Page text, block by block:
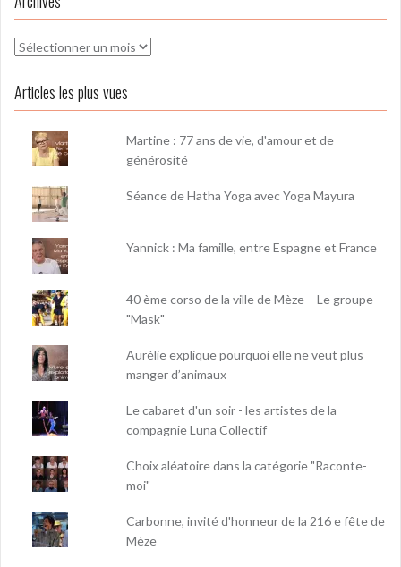
Archives
Articles les plus vues
Martine : 77 ans de vie, d'amour et de
générosité
Séance de Hatha Yoga avec Yoga Mayura
Yannick : Ma famille, entre Espagne et France
40 ème corso de la ville de Mèze – Le groupe
"Mask"
Aurélie explique pourquoi elle ne veut plus
manger d’animaux
Le cabaret d'un soir - les artistes de la
compagnie Luna Collectif
Choix aléatoire dans la catégorie "Raconte-
moi"
Carbonne, invité d'honneur de la 216 e fête de
Mèze